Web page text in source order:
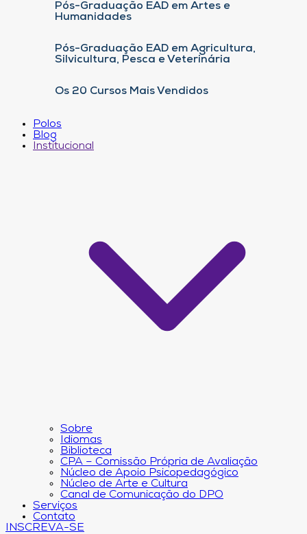
Pós-Graduação EAD em Artes e
Humanidades
Pós-Graduação EAD em Agricultura,
Silvicultura, Pesca e Veterinária
Os 20 Cursos Mais Vendidos
Polos
Blog
Institucional
Sobre
Idiomas
Biblioteca
CPA – Comissão Própria de Avaliação
Núcleo de Apoio Psicopedagógico
Núcleo de Arte e Cultura
Canal de Comunicação do DPO
Serviços
Contato
INSCREVA-SE